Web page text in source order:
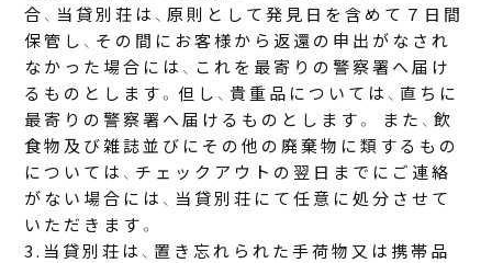
合、当貸別荘は、原則として発見日を含めて７日間
保管し、その間にお客様から返還の申出がなされ
なかった場合には、これを最寄りの警察署へ届け
るものとします。但し、貴重品については、直ちに
最寄りの警察署へ届けるものとします。 また、飲
食物及び雑誌並びにその他の廃棄物に類するもの
については、チェックアウトの翌日までにご連絡
がない場合には、当貸別荘にて任意に処分させて
いただきます。
当貸別荘は、置き忘れられた手荷物又は携帯品